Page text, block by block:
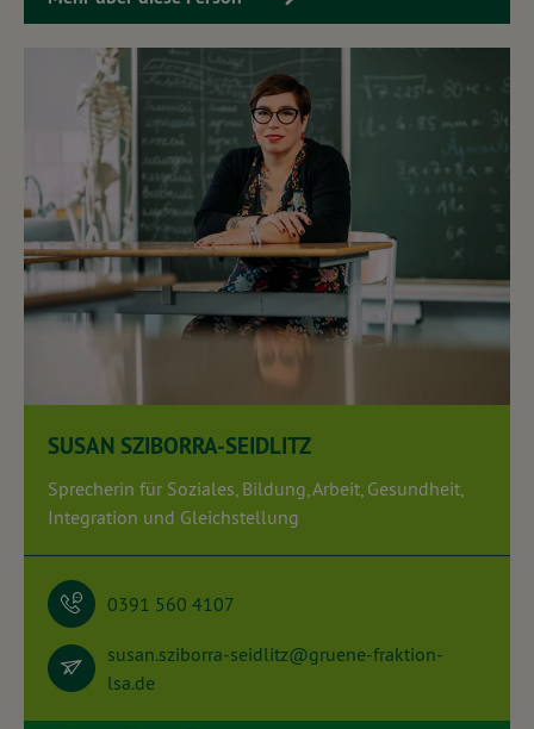
SUSAN SZIBORRA-SEIDLITZ
Sprecherin für Soziales, Bildung, Arbeit, Gesundheit,
Integration und Gleichstellung
0391 560 4107
susan.sziborra-seidlitz@gruene-fraktion-
lsa.de